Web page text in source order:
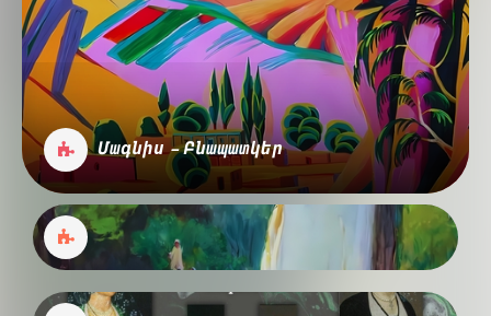
Մագնիս - Բնապատկեր